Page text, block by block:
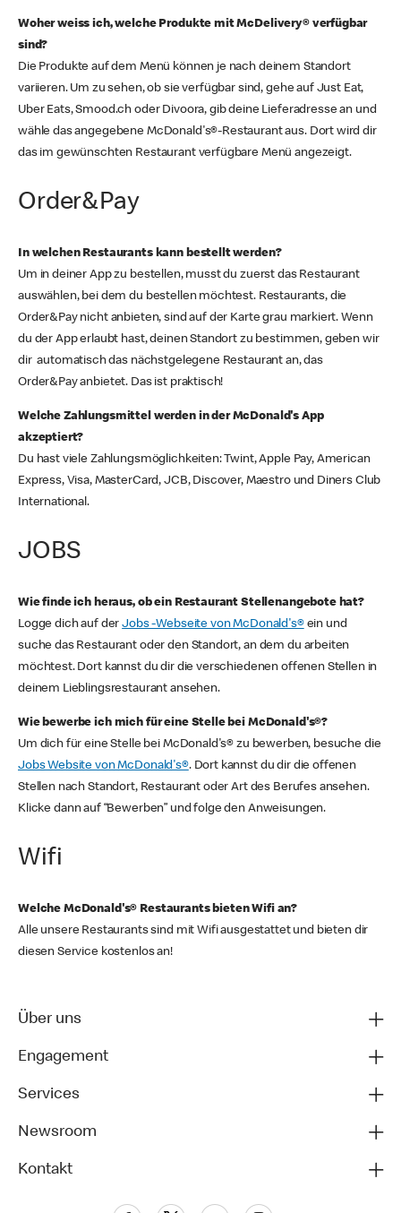
Woher weiss ich, welche Produkte mit McDelivery® verfügbar
sind?
Die Produkte auf dem Menü können je nach deinem Standort
variieren. Um zu sehen, ob sie verfügbar sind, gehe auf Just Eat,
Uber Eats, Smood.ch oder Divoora, gib deine Lieferadresse an und
wähle das angegebene McDonald's®-Restaurant aus. Dort wird dir
das im gewünschten Restaurant verfügbare Menü angezeigt.
Order&Pay
In welchen Restaurants kann bestellt werden?
Um in deiner App zu bestellen, musst du zuerst das Restaurant
auswählen, bei dem du bestellen möchtest. Restaurants, die
Order&Pay nicht anbieten, sind auf der Karte grau markiert. Wenn
du der App erlaubt hast, deinen Standort zu bestimmen, geben wir
dir automatisch das nächstgelegene Restaurant an, das
Order&Pay anbietet. Das ist praktisch!
Welche Zahlungsmittel werden in der McDonald's App
akzeptiert?
Du hast viele Zahlungsmöglichkeiten: Twint, Apple Pay, American
Express, Visa, MasterCard, JCB, Discover, Maestro und Diners Club
International.
JOBS
Wie finde ich heraus, ob ein Restaurant Stellenangebote hat?
Logge dich auf derJobs -Webseite von McDonald's®ein und
suche das Restaurant oder den Standort, an dem du arbeiten
möchtest. Dort kannst du dir die verschiedenen offenen Stellen in
deinem Lieblingsrestaurant ansehen.
Wie bewerbe ich mich für eine Stelle bei McDonald's®?
Um dich für eine Stelle bei McDonald's® zu bewerben, besuche die
Jobs Website von McDonald's®. Dort kannst du dir die offenen
Stellen nach Standort, Restaurant oder Art des Berufes ansehen.
Klicke dann auf “Bewerben” und folge den Anweisungen.
Wifi
Welche McDonald's® Restaurants bieten Wifi an?
Alle unsere Restaurants sind mit Wifi ausgestattet und bieten dir
diesen Service kostenlos an!
Über uns
Engagement
Services
Newsroom
Kontakt